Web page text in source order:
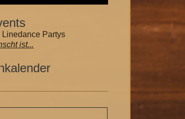
Linedance Partys
ist...